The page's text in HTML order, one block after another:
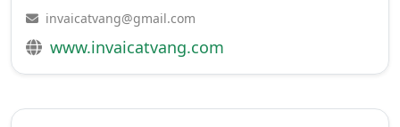
invaicatvang@gmail.com
www.invaicatvang.com